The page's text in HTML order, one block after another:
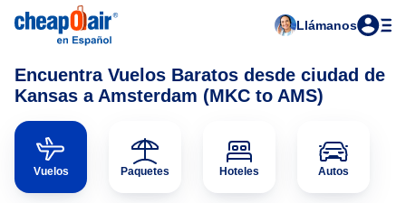
Llámanos
Encuentra Vuelos Baratos desde ciudad de
Kansas a Amsterdam (MKC to AMS)
Vuelos Paquetes Hoteles Autos